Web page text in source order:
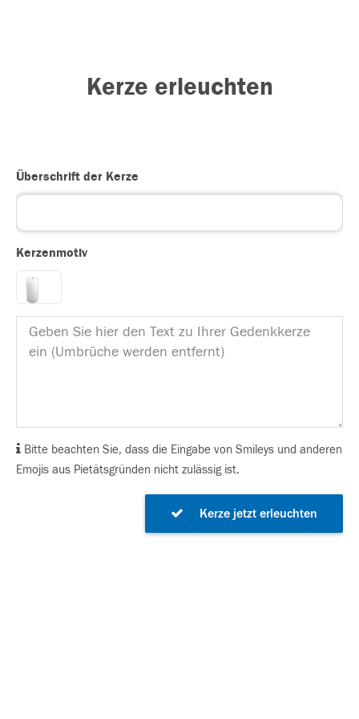
Kerze erleuchten
Überschrift der Kerze
Kerzenmotiv
Bitte beachten Sie, dass die Eingabe von Smileys und anderen
Emojis aus Pietätsgründen nicht zulässig ist.
Kerze jetzt erleuchten